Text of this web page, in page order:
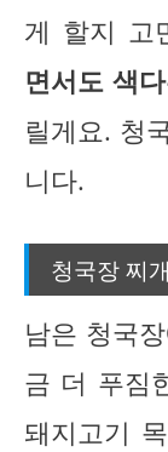
게 할지 고
면서도 색
릴게요. 청
니다.
청국장 찌
남은 청국
금 더 푸짐
돼지고기